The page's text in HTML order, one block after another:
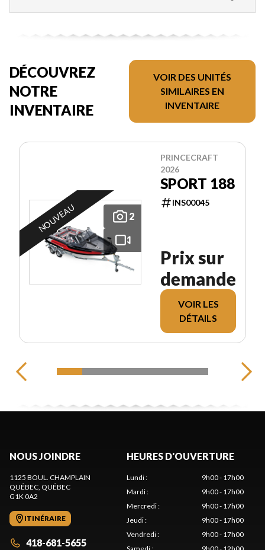
DÉCOUVREZ
NOTRE
INVENTAIRE
VOIR DES UNITÉS
SIMILAIRES EN
INVENTAIRE
2
NOUVEAU
PRINCECRAFT
2026
SPORT 188
INS00045
Prix sur
demande
VOIR LES
DÉTAILS
NOUS JOINDRE
1125 BOUL. CHAMPLAIN
QUÉBEC , QUÉBEC
G1K 0A2
ITINÉRAIRE
418-681-5655
HEURES D'OUVERTURE
Lundi:
9h00 - 17h00
Mardi:
9h00 - 17h00
Mercredi:
9h00 - 17h00
Jeudi:
9h00 - 17h00
Vendredi:
9h00 - 17h00